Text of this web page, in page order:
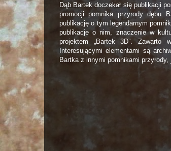
Dąb Bartek doczekał się publikacji
promocji pomnika przyrody dębu
publikację o tym legendarnym
publikacje o nim, znaczenie w
projektem „Bartek 3D”. Zawarto
Interesującymi elementami są
Bartka z innymi pomnikami przyrody,